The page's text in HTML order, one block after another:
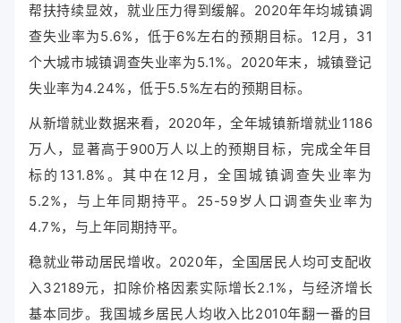
帮扶持续显效，就业压力得到缓解。2020年年均城镇调
查失业率为5.6%，低于6%左右的预期目标。12月，31
个大城市城镇调查失业率为5.1%。2020年末，城镇登记
失业率为4.24%，低于5.5%左右的预期目标。
从新增就业数据来看，2020年，全年城镇新增就业1186
万人，显著高于900万人以上的预期目标，完成全年目
标的131.8%。其中在12月，全国城镇调查失业率为
5.2%，与上年同期持平。25-59岁人口调查失业率为
4.7%，与上年同期持平。
稳就业带动居民增收。2020年，全国居民人均可支配收
入32189元，扣除价格因素实际增长2.1%，与经济增长
基本同步。我国城乡居民人均收入比2010年翻一番的目